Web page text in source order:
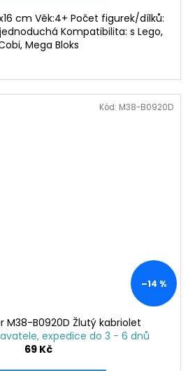
cm Věk:4+ Počet figurek/dílků:
Kompatibilita: s Lego,
Mega Bloks
–14 %
M38-B0920D Žlutý kabriolet
expedice do 3 - 6 dnů
69 Kč
Kód: M38-B0920D